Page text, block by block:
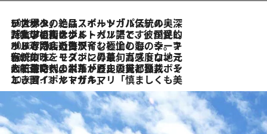
2026.8.8
リスボンの絶品スイーツ「パステル・デ・ナタ」とは？ポルトガル伝統の奥深い世界へ
2026.7.27
「私の祖国はポルトガル語です」国民的詩人フェルナンド・ペソアと、彼が愛した文学の街を歩く
2026.7.26
ポルトガル近海が育む極上の海の幸。キリリと冷えた白ワインと愉しむ、シーフード専門店の贅沢
2026.7.22
伝統の味をモダンに昇華。高感度な地元客が集う、リスボンの最旬ガストロノミー
2026.7.21
大航海時代の栄華から、震災、独裁、そして革命へ。ポルトガル・首都リスボンの石畳に刻まれた「歴史の光と影」
2026.7.13
エッセイ・ヤマザキマリ「慎ましくも美しき国 ポルトガル」